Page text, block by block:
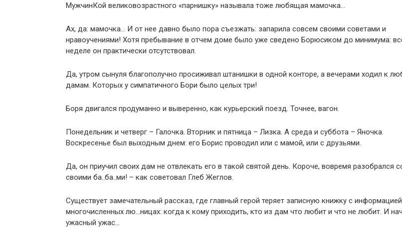
МужчинКой великовозрастного «парнишку» называла тоже любящая мамочка…
Ах, да: мамочка… И от нее давно было пора съезжать: запарила совсем своими советами и
нравоучениями! Хотя пребывание в отчем доме было уже сведено Борюсиком до минимума:
неделе он практически отсутствовал.
Да, утром сынуля благополучно просиживал штанишки в одной конторе, а вечерами ходил к
дамам. Которых у симпатичного Бори было целых три!
Боря двигался продуманно и выверенно, как курьерский поезд. Точнее, вагон.
Понедельник и четверг – Галочка. Вторник и пятница – Лизка. А среда и суббота – Яночка.
Воскресенье был выходным днем: его Борис проводил или с мамой, или с друзьями.
Да, он приучил своих дам не отвлекать его в такой святой день. Короче, вовремя разобрался
своими ба..ба..ми! – как советовал Глеб Жеглов.
Существует замечательный рассказ, где главный герой теряет записную книжку с
многочисленных лю…ницах: когда к кому приходить, кто из дам что любит и что не любит. И
ужасный ужас…